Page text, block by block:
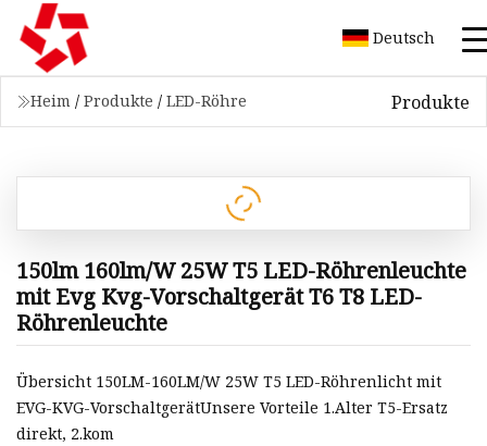
Deutsch
Heim / Produkte / LED-Röhre Produkte
150lm 160lm/W 25W T5 LED-Röhrenleuchte
mit Evg Kvg-Vorschaltgerät T6 T8 LED-
Röhrenleuchte
Übersicht 150LM-160LM/W 25W T5 LED-Röhrenlicht mit
EVG-KVG-VorschaltgerätUnsere Vorteile 1.Alter T5-Ersatz
direkt, 2.kom